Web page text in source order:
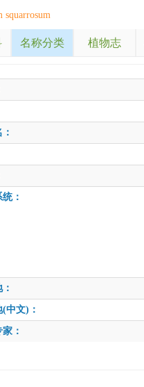
squarrosum
名称分类 植物志
：
中文)：
：